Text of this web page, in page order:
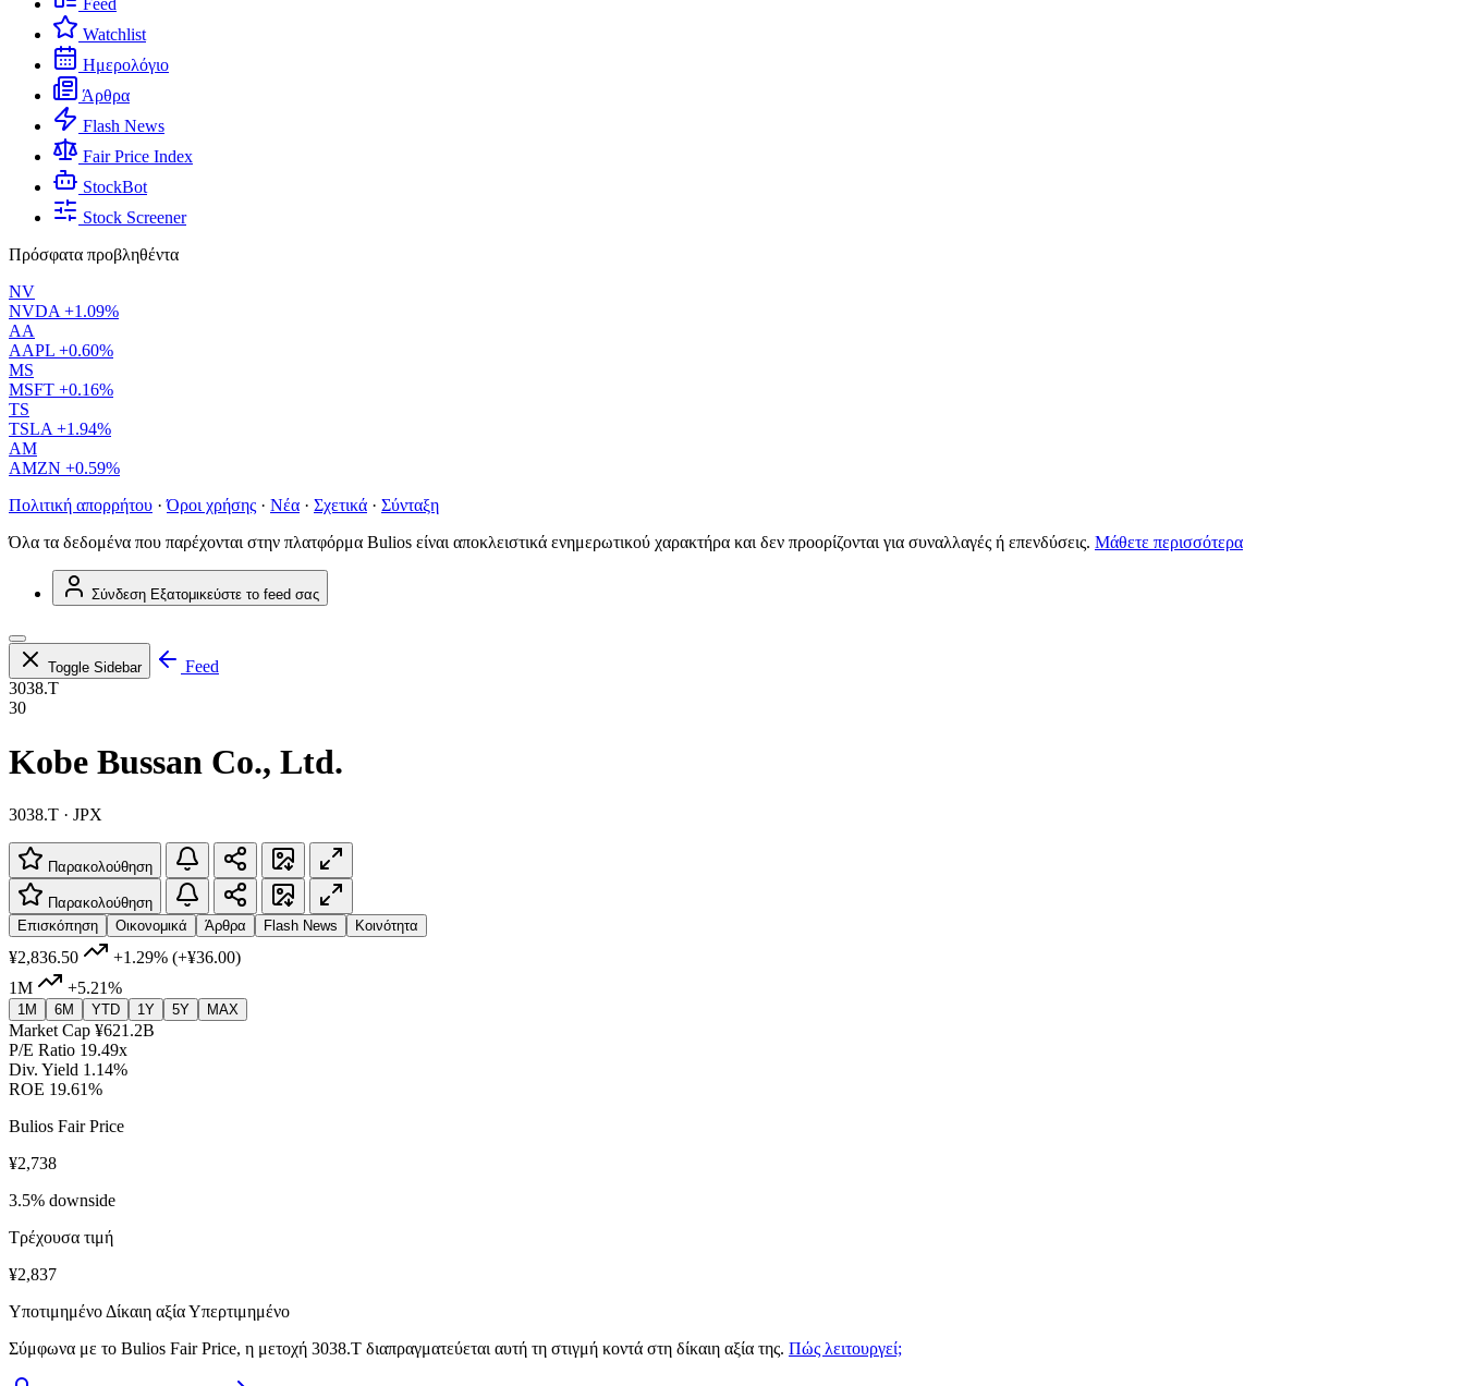
Feed
Watchlist
Ημερολόγιο
Άρθρα
Flash News
Fair Price Index
StockBot
Stock Screener
Πρόσφατα προβληθέντα
NV
NVDA +1.09%
AA
AAPL +0.60%
MS
MSFT +0.16%
TS
TSLA +1.94%
AM
AMZN +0.59%
Πολιτική απορρήτου · Όροι χρήσης · Νέα · Σχετικά · Σύνταξη
Όλα τα δεδομένα που παρέχονται στην πλατφόρμα Bulios είναι αποκλειστικά ενημερωτικού χαρακτήρα και δεν προορίζονται για συναλλαγές ή επενδύσεις. Μάθετε περισσότερα
Σύνδεση Εξατομικεύστε το feed σας
Toggle Sidebar
Feed
3038.T
30
Kobe Bussan Co., Ltd.
3038.T · JPX
Παρακολούθηση
Παρακολούθηση
Επισκόπηση
Οικονομικά Άρθρα Flash News Κοινότητα
¥2,836.50 +1.29% (+¥36.00)
1M
+5.21%
1M 6M YTD 1Y 5Y MAX
Market Cap ¥621.2B
P/E Ratio 19.49x
Div. Yield 1.14%
ROE 19.61%
Bulios Fair Price
¥2,738
3.5% downside
Τρέχουσα τιμή
¥2,837
Υποτιμημένο Δίκαιη αξίαΥπερτιμημένο
Σύμφωνα με το Bulios Fair Price, η μετοχή 3038.T διαπραγματεύεται αυτή τη στιγμή κοντά στη δίκαιη αξία της. Πώς λειτουργεί;